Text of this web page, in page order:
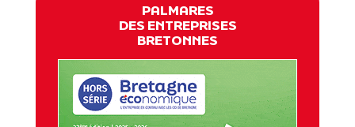
PALMARES
DES ENTREPRISES
BRETONNES